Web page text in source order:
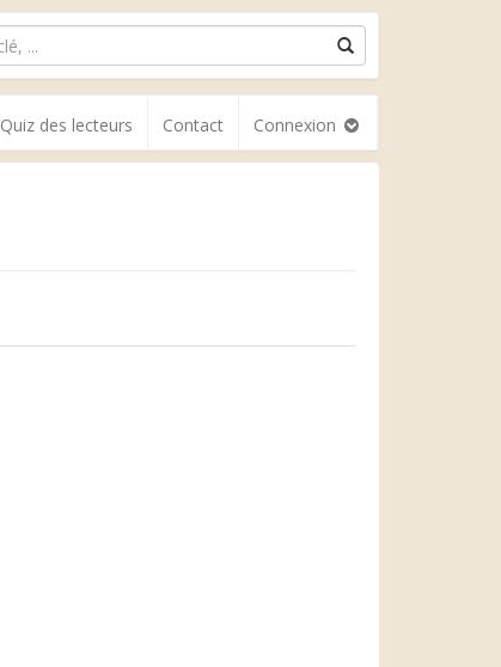
Quiz des lecteurs Contact Connexion